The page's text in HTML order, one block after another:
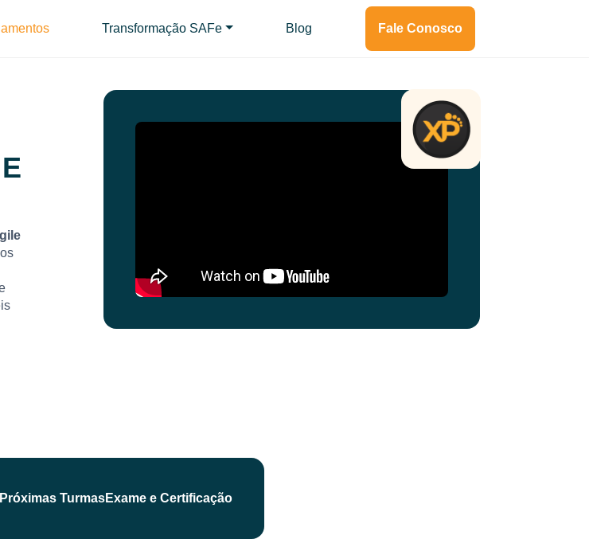
Transformação SAFe Blog Fale Conosco
Próximas TurmasExame e Certificação